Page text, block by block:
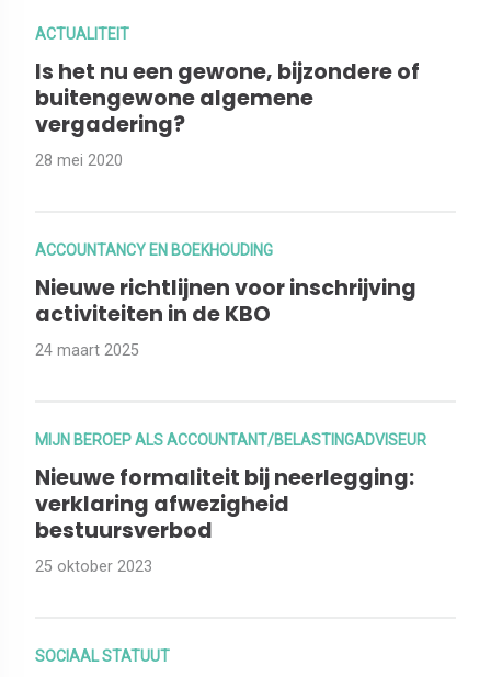
ACTUALITEIT
Is het nu een gewone, bijzondere of
buitengewone algemene
vergadering?
28 mei 2020
ACCOUNTANCY EN BOEKHOUDING
Nieuwe richtlijnen voor inschrijving
activiteiten in de KBO
24 maart 2025
MIJN BEROEP ALS ACCOUNTANT/BELASTINGADVISEUR
Nieuwe formaliteit bij neerlegging:
verklaring afwezigheid
bestuursverbod
25 oktober 2023
SOCIAAL STATUUT